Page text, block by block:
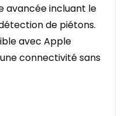
avancée incluant le
de piétons.
avec Apple
connectivité sans